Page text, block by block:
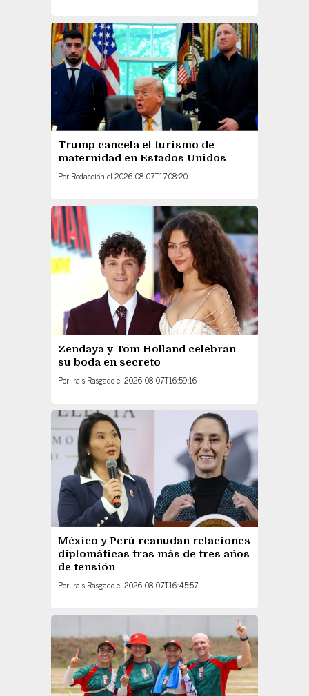
Trump cancela el turismo de
maternidad en Estados Unidos
Por Redacción el 2026-08-07T17:08:20
Zendaya y Tom Holland celebran
su boda en secreto
Por Irais Rasgadoel 2026-08-07T16:59:16
México y Perú reanudan relaciones
diplomáticas tras más de tres años
de tensión
Por Irais Rasgadoel 2026-08-07T16:45:57